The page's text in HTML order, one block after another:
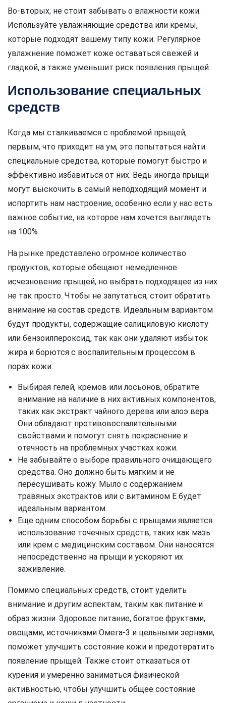
Во-вторых, не стоит забывать о влажности кожи.
Используйте увлажняющие средства или кремы,
которые подходят вашему типу кожи. Регулярное
увлажнение поможет коже оставаться свежей и
гладкой, а также уменьшит риск появления прыщей.
Использование специальных
средств
Когда мы сталкиваемся с проблемой прыщей,
первым, что приходит на ум, это попытаться найти
специальные средства, которые помогут быстро и
эффективно избавиться от них. Ведь иногда прыщи
могут выскочить в самый неподходящий момент и
испортить нам настроение, особенно если у нас есть
важное событие, на которое нам хочется выглядеть
на 100%.
На рынке представлено огромное количество
продуктов, которые обещают немедленное
исчезновение прыщей, но выбрать подходящее из них
не так просто. Чтобы не запутаться, стоит обратить
внимание на состав средств. Идеальным вариантом
будут продукты, содержащие салициловую кислоту
или бензоилпероксид, так как они удаляют избыток
жира и борются с воспалительным процессом в
порах кожи.
Выбирая гелей, кремов или лосьонов, обратите
внимание на наличие в них активных компонентов,
таких как экстракт чайного дерева или алоэ вера.
Они обладают противовоспалительными
свойствами и помогут снять покраснение и
отечность на проблемных участках кожи.
Не забывайте о выборе правильного очищающего
средства. Оно должно быть мягким и не
пересушивать кожу. Мыло с содержанием
травяных экстрактов или с витамином Е будет
идеальным вариантом.
Еще одним способом борьбы с прыщами является
использование точечных средств, таких как мазь
или крем с медицинским составом. Они наносятся
непосредственно на прыщи и ускоряют их
заживление.
Помимо специальных средств, стоит уделить
внимание и другим аспектам, таким как питание и
образ жизни. Здоровое питание, богатое фруктами,
овощами, источниками Омега-3 и цельными зернами,
поможет улучшить состояние кожи и предотвратить
появление прыщей. Также стоит отказаться от
курения и умеренно заниматься физической
активностью, чтобы улучшить общее состояние